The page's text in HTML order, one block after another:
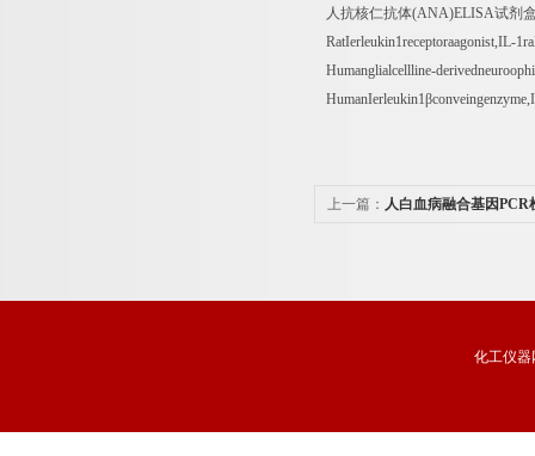
人抗核仁抗体(ANA)ELISA试剂
RatIerleukin1receptoraagonist,IL-
Humanglialcellline-
HumanIerleukin1β
上一篇： 人白血病融合基因PCR
化工仪器